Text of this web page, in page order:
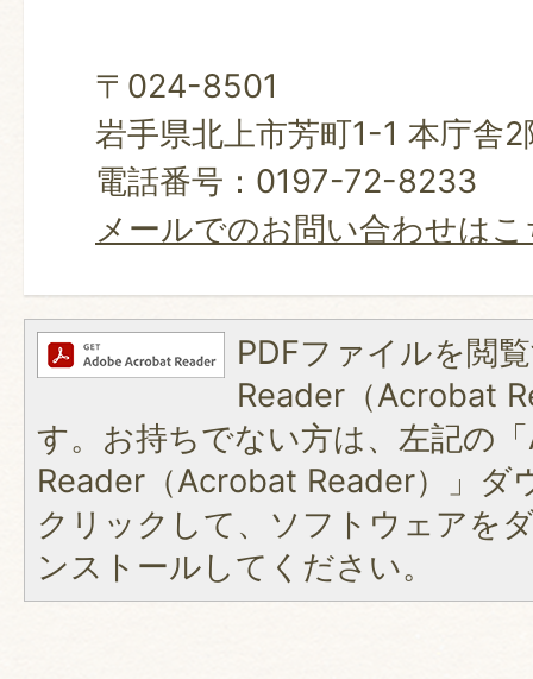
〒024-8501
岩手県北上市芳町1-1 本庁舎2
電話番号：0197-72-8233
メールでのお問い合わせは
PDFファイルを閲
Reader（Acrobat
す。お持ちでない方は、左記の
Reader（Acrobat Reader）」ダ
クリックして、ソフトウェアを
ンストールしてください。